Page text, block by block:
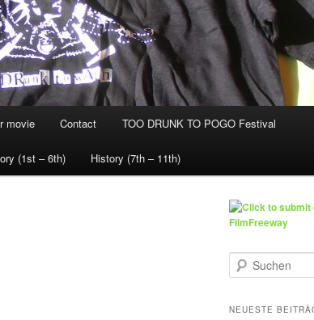
movie Contact TOO DRUNK TO POGO Festival
(1st – 6th) History (7th – 11th)
u
h
NEUESTE